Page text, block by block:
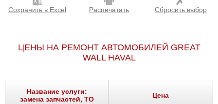
Петрозаводск
Самара
Сохранить в Excel Распечатать Сбросить выбор
ЦЕНЫ НА РЕМОНТ АВТОМОБИЛЕЙ GREAT
WALL HAVAL
Название услуги:
замена запчастей, ТО
Цена